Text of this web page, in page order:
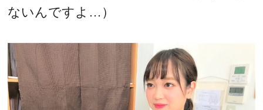
ないんですよ…）